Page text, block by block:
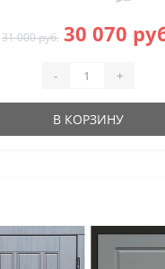
31 000 руб. 30 070
- +
В КОРЗИНУ